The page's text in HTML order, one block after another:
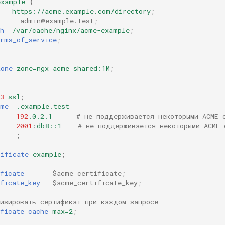
https://acme.example.com/directory ;
admin@example.test ;
/var/cache/nginx/acme-example ;
;
zone=ngx_acme_shared:1M ;
ssl ;
.example.test
192 .0.2.1
# не поддерживается некоторыми ACME
2001 :db8::1
# не поддерживается некоторыми ACME
;
example ;
$acme_certificate ;
$acme_certificate_key ;
сертификат при каждом запросе
max=2 ;